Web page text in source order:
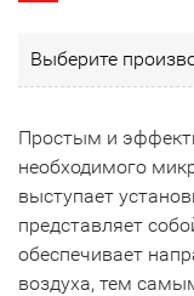
Выберите
Простым и
необходимого
выступает
представляет
обеспечивает
воздуха, тем